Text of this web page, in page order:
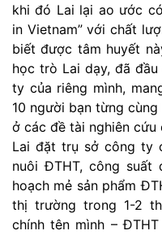
khi đó Lai lại ao ước
in Vietnam” với chất
biết được tâm huyết
học trò Lai dạy, đã
ty của riêng mình,
10 người bạn từng
ở các đề tài nghiên cứu
Lai đặt trụ sở công ty
nuôi ĐTHT, công suất
hoạch mẻ sản phẩm
thị trường trong 1-2
chính tên mình –